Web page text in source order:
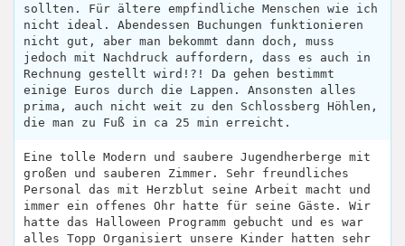
sollten. Für ältere empfindliche Menschen wie ich
nicht ideal. Abendessen Buchungen funktionieren
nicht gut, aber man bekommt dann doch, muss
jedoch mit Nachdruck auffordern, dass es auch in
Rechnung gestellt wird!?! Da gehen bestimmt
einige Euros durch die Lappen. Ansonsten alles
prima, auch nicht weit zu den Schlossberg Höhlen,
die man zu Fuß in ca 25 min erreicht.
Eine tolle Modern und saubere Jugendherberge mit
großen und sauberen Zimmer. Sehr freundliches
Personal das mit Herzblut seine Arbeit macht und
immer ein offenes Ohr hatte für seine Gäste. Wir
hatte das Halloween Programm gebucht und es war
alles Topp Organisiert unsere Kinder hatten sehr